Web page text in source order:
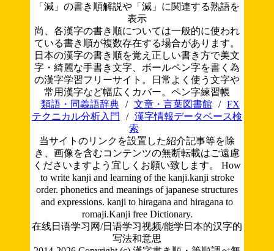
「減」の書き順解説や「減」に関連する熟語を
表示
尚、各漢字の書き順については一般的に使われ
ている書き順が複数存在する場合があります。
日本の漢字の書き順を覚え正しい書き方で美文
字・綺麗な手書き文字、ボールペン字を書く為
の漢字学習フリーサイト。日常よく使う文字や
常用漢字など幅広くカバー。ペン字練習帳
類語・同義語辞典
/ 文章・言葉図書館 /
FX
テクニカル分析入門
/ 漢字情報データベース検
索
当サイトのリンクを設置した紹介記事等を除
き、画像を含むコンテンツの無断転載はご遠慮
くださいますよう宜しくお願い致します。 How
to write kanji and learning of the kanji.kanji stroke
order. phonetics and meanings of japanese structures
and expressions. kanji to hiragana and hiragana to
romaji.Kanji free Dictionary.
在线日语学习网/日语学习视频/能学日本的汉字的
写法和意思